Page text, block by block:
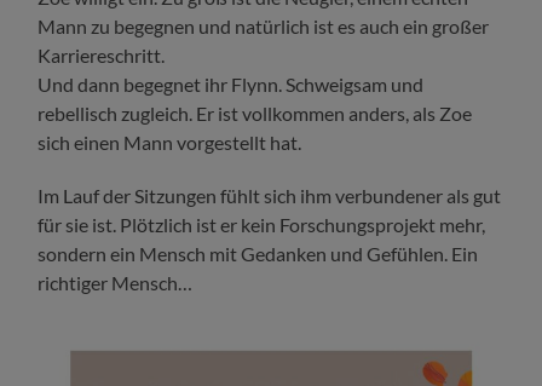
Mann zu begegnen und natürlich ist es auch ein großer
Karriereschritt.
Und dann begegnet ihr Flynn. Schweigsam und
rebellisch zugleich. Er ist vollkommen anders, als Zoe
sich einen Mann vorgestellt hat.
Im Lauf der Sitzungen fühlt sich ihm verbundener als gut
für sie ist. Plötzlich ist er kein Forschungsprojekt mehr,
sondern ein Mensch mit Gedanken und Gefühlen. Ein
richtiger Mensch…